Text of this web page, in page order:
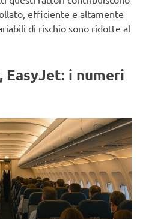
efficiente e altamente
di rischio sono ridotte al
EasyJet: i numeri